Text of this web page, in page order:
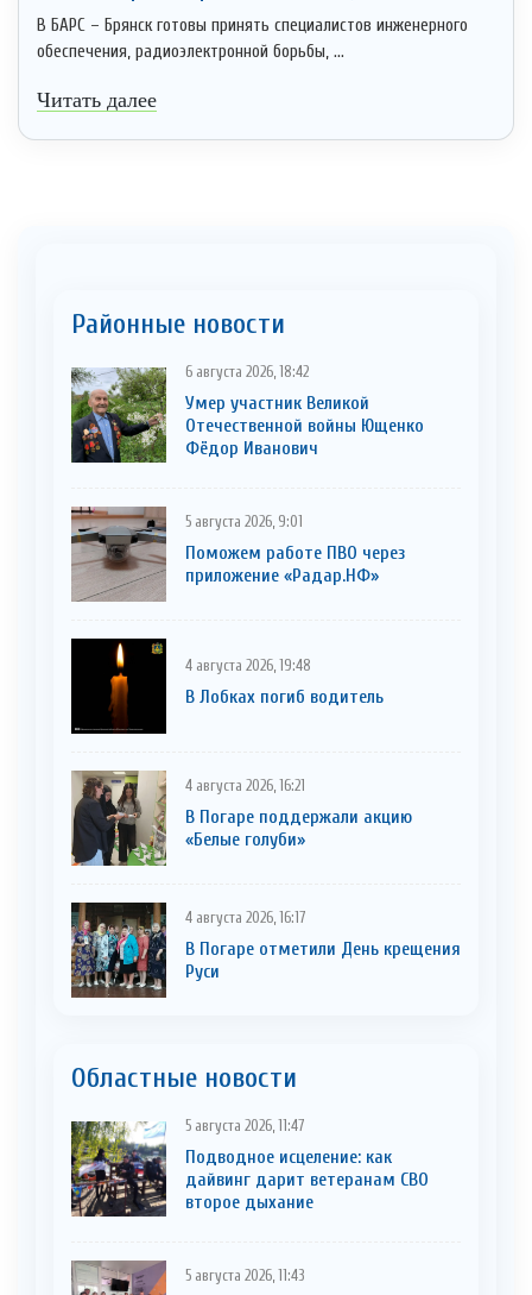
В БАРС – Брянск готовы принять специалистов инженерного
обеспечения, радиоэлектронной борьбы, ...
Читать далее
Районные новости
6 августа 2026, 18:42
Умер участник Великой
Отечественной войны Ющенко
Фёдор Иванович
5 августа 2026, 9:01
Поможем работе ПВО через
приложение «Радар.НФ»
4 августа 2026, 19:48
В Лобках погиб водитель
4 августа 2026, 16:21
В Погаре поддержали акцию
«Белые голуби»
4 августа 2026, 16:17
В Погаре отметили День крещения
Руси
Областные новости
5 августа 2026, 11:47
Подводное исцеление: как
дайвинг дарит ветеранам СВО
второе дыхание
5 августа 2026, 11:43